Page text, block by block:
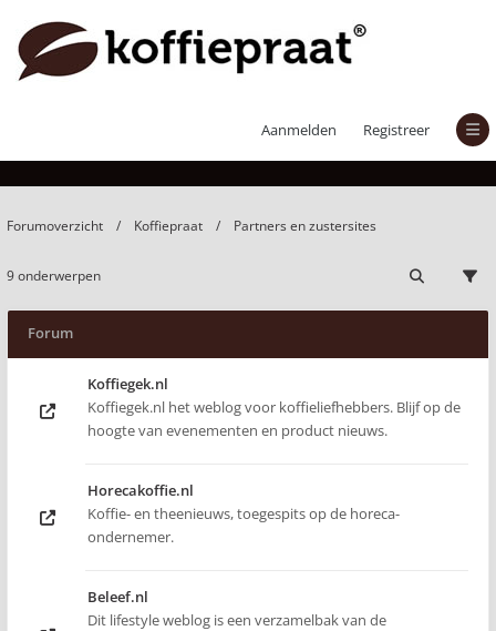
Aanmelden Registreer
Partners en zustersites
Forumoverzicht Koffiepraat Partners en zustersites
9 onderwerpen
Forum
Koffiegek.nl
Koffiegek.nl het weblog voor koffieliefhebbers. Blijf op de
hoogte van evenementen en product nieuws.
Horecakoffie.nl
Koffie- en theenieuws, toegespits op de horeca-
ondernemer.
Beleef.nl
Dit lifestyle weblog is een verzamelbak van de